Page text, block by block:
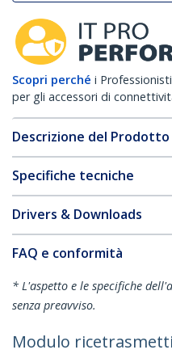
Scopri perché i
per gli accessori di
Descrizione del Prodotto
Specifiche tecniche
Drivers & Downloads
FAQ e conformità
* L'aspetto e le specifiche
senza preavviso.
Modulo